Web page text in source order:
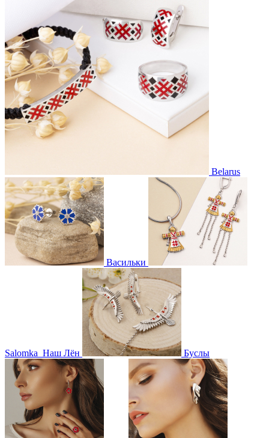
Belarus
Васильки
Salomka Наш Лён Буслы